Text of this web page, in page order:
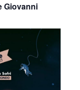
Giovanni